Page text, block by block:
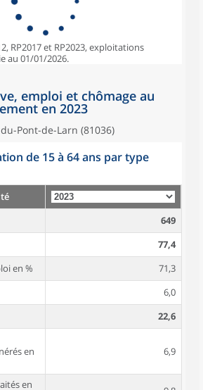
RP2017 et RP2023, exploitations
au 01/01/2026.
emploi et chômage au
en 2023
Pont-de-Larn (81036)
de 15 à 64 ans par type
649
77,4
en %
71,3
6,0
22,6
en
6,9
en